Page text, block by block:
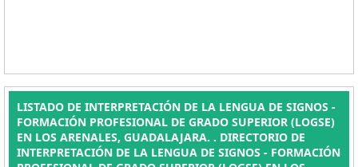
LISTADO DE INTERPRETACIÓN DE LA LENGUA DE SIGNOS -
FORMACIÓN PROFESIONAL DE GRADO SUPERIOR (LOGSE)
EN LOS ARENALES, GUADALAJARA. . DIRECTORIO DE
INTERPRETACIÓN DE LA LENGUA DE SIGNOS - FORMACIÓN